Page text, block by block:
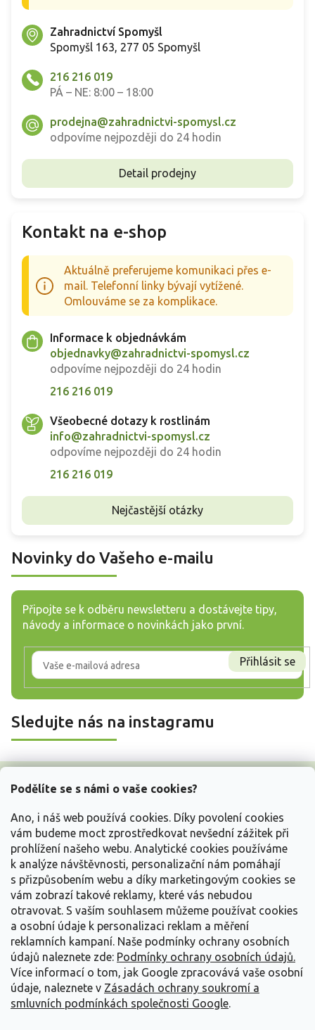
Podělíte se s námi o vaše cookies?
Ano, i náš web používá cookies. Díky povolení cookies
vám budeme moct zprostředkovat nevšední zážitek při
prohlížení našeho webu. Analytické cookies používáme
k analýze návštěvnosti, personalizační nám pomáhají
s přizpůsobením webu a díky marketingovým cookies se
vám zobrazí takové reklamy, které vás nebudou
otravovat. S vaším souhlasem můžeme používat cookies
a osobní údaje k personalizaci reklam a měření
reklamních kampaní. Naše podmínky ochrany osobních
údajů naleznete zde: Podmínky ochrany osobních údajů.
Více informací o tom, jak Google zpracovává vaše osobní
údaje, naleznete v Zásadách ochrany soukromí a
smluvních podmínkách společnosti Google.
Zahradnictví Spomyšl
Spomyšl 163, 277 05 Spomyšl
216 216 019
PÁ – NE: 8:00 – 18:00
prodejna@zahradnictvi-spomysl.cz
odpovíme nejpozději do 24 hodin
Detail prodejny
Kontakt na e-shop
Aktuálně preferujeme komunikaci přes e-
mail. Telefonní linky bývají vytížené.
Omlouváme se za komplikace.
Informace k objednávkám
objednavky@zahradnictvi-spomysl.cz
odpovíme nejpozději do 24 hodin
216 216 019
Všeobecné dotazy k rostlinám
info@zahradnictvi-spomysl.cz
odpovíme nejpozději do 24 hodin
216 216 019
Nejčastější otázky
Novinky do Vašeho e-mailu
Připojte se k odběru newsletteru a dostávejte tipy,
návody a informace o novinkách jako první.
Přihlásit se
Sledujte nás na instagramu
Z
Vše o nákupu
Informace pro Vás
Kontakujte nás